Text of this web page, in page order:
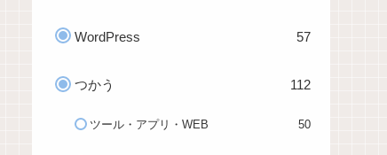
WordPress 57
つかう 112
ツール・アプリ・WEB 50